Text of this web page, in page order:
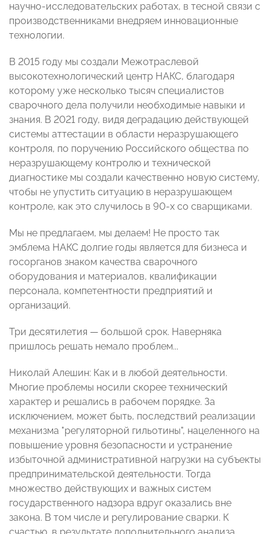
научно-исследовательских работах, в тесной связи с
производственниками внедряем инновационные
технологии.
В 2015 году мы создали Межотраслевой
высокотехнологический центр НАКС, благодаря
которому уже несколько тысяч специалистов
сварочного дела получили необходимые навыки и
знания. В 2021 году, видя деградацию действующей
системы аттестации в области неразрушающего
контроля, по поручению Российского общества по
неразрушающему контролю и технической
диагностике мы создали качественно новую систему,
чтобы не упустить ситуацию в неразрушающем
контроле, как это случилось в 90-х со сварщиками.
Мы не предлагаем, мы делаем! Не просто так
эмблема НАКС долгие годы является для бизнеса и
госорганов знаком качества сварочного
оборудования и материалов, квалификации
персонала, компетентности предприятий и
организаций.
Три десятилетия — большой срок. Наверняка
пришлось решать немало проблем...
Николай Алешин: Как и в любой деятельности.
Многие проблемы носили скорее технический
характер и решались в рабочем порядке. За
исключением, может быть, последствий реализации
механизма "регуляторной гильотины", нацеленного на
повышение уровня безопасности и устранение
избыточной административной нагрузки на субъекты
предпринимательской деятельности. Тогда
множество действующих и важных систем
государственного надзора вдруг оказались вне
закона. В том числе и регулирование сварки. К